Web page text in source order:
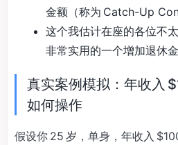
金额（称为 Catch-Up
这个我估计在座的各位不
非常实用的一个增加退休金
真实案例模拟：年收入
如何操作
假设你 25 岁，单身，年收入